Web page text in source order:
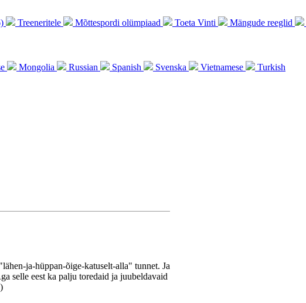
Treeneritele Mõttespordi olümpiaad Toeta Vinti Mängude reeglid
Mongolia Russian Spanish Svenska Vietnamese
Turkish
ja-hüppan-õige-katuselt-alla" tunnet. Ja
selle eest ka palju toredaid ja juubeldavaid